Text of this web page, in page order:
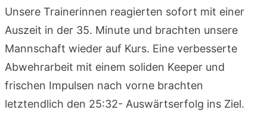
Unsere Trainerinnen reagierten sofort mit einer
Auszeit in der 35. Minute und brachten unsere
Mannschaft wieder auf Kurs. Eine verbesserte
Abwehrarbeit mit einem soliden Keeper und
frischen Impulsen nach vorne brachten
letztendlich den 25:32- Auswärtserfolg ins Ziel.